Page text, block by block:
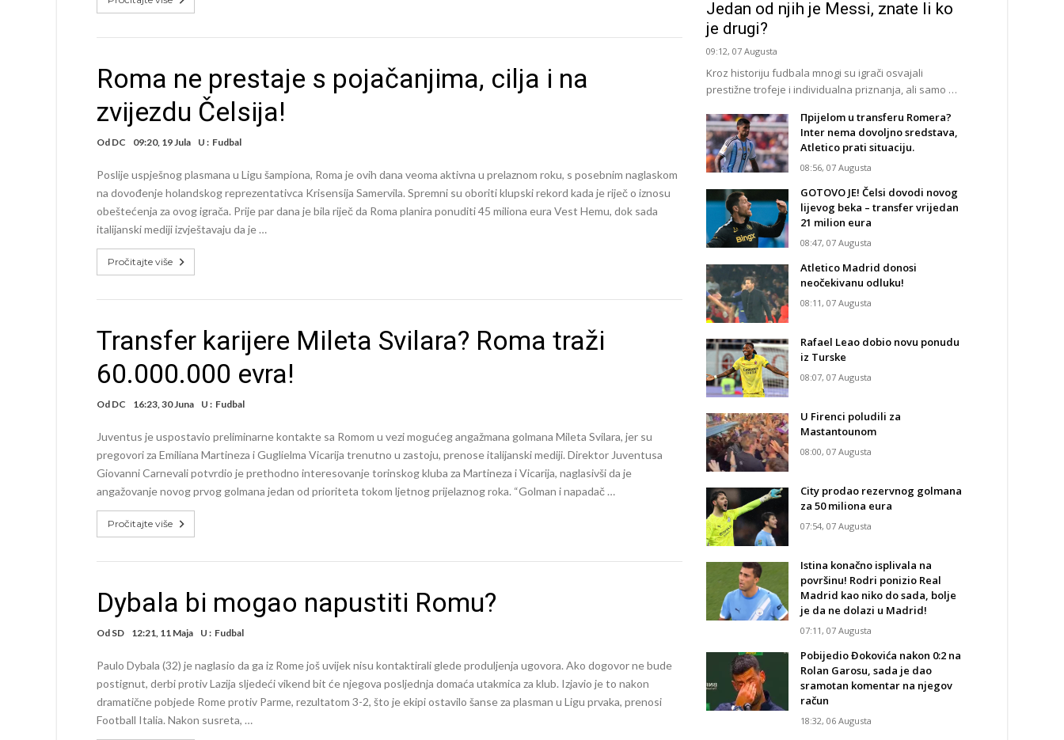
Roma ne prestaje s pojačanjima, cilja i na
zvijezdu Čelsija!
Od DC 09:20, 19 Jula U : Fudbal
Poslije uspješnog plasmana u Ligu šampiona, Roma je ovih dana veoma aktivna u prelaznom roku, s posebnim naglaskom
na dovođenje holandskog reprezentativca Krisensija Samervila. Spremni su oboriti klupski rekord kada je riječ o iznosu
obeštećenja za ovog igrača. Prije par dana je bila riječ da Roma planira ponuditi 45 miliona eura Vest Hemu, dok sada
italijanski mediji izvještavaju da je …
Pročitajte više
Transfer karijere Mileta Svilara? Roma traži
60.000.000 evra!
Od DC 16:23, 30 Juna U : Fudbal
Juventus je uspostavio preliminarne kontakte sa Romom u vezi mogućeg angažmana golmana Mileta Svilara, jer su
pregovori za Emiliana Martineza i Guglielma Vicarija trenutno u zastoju, prenose italijanski mediji. Direktor Juventusa
Giovanni Carnevali potvrdio je prethodno interesovanje torinskog kluba za Martineza i Vicarija, naglasivši da je
angažovanje novog prvog golmana jedan od prioriteta tokom ljetnog prijelaznog roka. “Golman i napadač …
Pročitajte više
Dybala bi mogao napustiti Romu?
Od SD 12:21, 11 Maja U : Fudbal
Paulo Dybala (32) je naglasio da ga iz Rome još uvijek nisu kontaktirali glede produljenja ugovora. Ako dogovor ne bude
postignut, derbi protiv Lazija sljedeći vikend bit će njegova posljednja domaća utakmica za klub. Izjavio je to nakon
dramatične pobjede Rome protiv Parme, rezultatom 3-2, što je ekipi ostavilo šanse za plasman u Ligu prvaka, prenosi
Football Italia. Nakon susreta, …
Jedan od njih je Messi, znate li ko
je drugi?
09:12, 07 Augusta
Kroz historiju fudbala mnogi su igrači osvajali
prestižne trofeje i individualna priznanja, ali samo …
Прijelom u transferu Romera?
Inter nema dovoljno sredstava,
Atletico prati situaciju.
08:56, 07 Augusta
GOTOVO JE! Čelsi dovodi novog
lijevog beka – transfer vrijedan
21 milion eura
08:47, 07 Augusta
Atletico Madrid donosi
neočekivanu odluku!
08:11, 07 Augusta
Rafael Leao dobio novu ponudu
iz Turske
08:07, 07 Augusta
U Firenci poludili za
Mastantounom
08:00, 07 Augusta
City prodao rezervnog golmana
za 50 miliona eura
07:54, 07 Augusta
Istina konačno isplivala na
površinu! Rodri ponizio Real
Madrid kao niko do sada, bolje
je da ne dolazi u Madrid!
07:11, 07 Augusta
Pobijedio Đokovića nakon 0:2 na
Rolan Garosu, sada je dao
sramotan komentar na njegov
račun
18:32, 06 Augusta